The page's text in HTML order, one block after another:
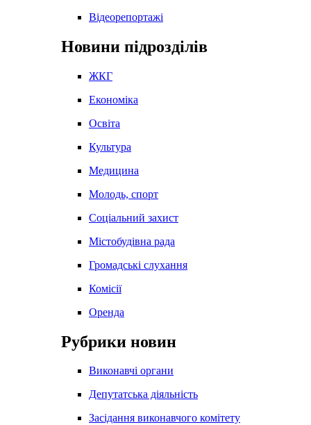
Відеорепортажі
Новини підрозділів
ЖКГ
Економіка
Освіта
Культура
Медицина
Молодь, спорт
Соціальний захист
Містобудівна рада
Громадські слухання
Комісії
Оренда
Рубрики новин
Виконавчі органи
Депутатська діяльність
Засідання виконавчого комітету